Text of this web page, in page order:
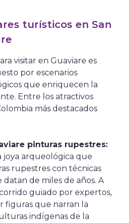
turísticos en San
visitar en Guaviare es
por escenarios
que enriquecen la
Entre los atractivos
más destacados
pinturas rupestres:
joya arqueológica que
rupestres con técnicas
de miles de años. A
guiado por expertos,
figuras que narran la
indígenas de la